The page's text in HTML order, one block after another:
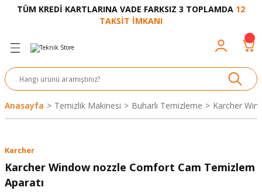
TÜM KREDİ KARTLARINA VADE FARKSIZ 3 TOPLAMDA 12
TAKSİT İMKANI
Geri Dön
Geri Dön
Bot
Geri Dön
ve Aksesuar
Makinesi
Geri Dön
Makinesi
Geri Dön
Geri Dön
Bantlar
Geri Dön
Geri Dön
ve Ürünleri
Cobot
Geri Dön
ve Aksesuarı
Anasayfa Temizlik Makinesi Buharlı Temizleme Karcher
Karcher
Karcher Window nozzle Comfort Cam Temizlem
Aparatı